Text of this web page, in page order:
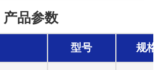
产品参数
型号 规格